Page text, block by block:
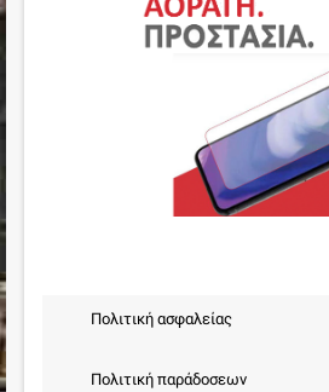
Πολιτική ασφαλείας
Πολιτική παράδοσεων